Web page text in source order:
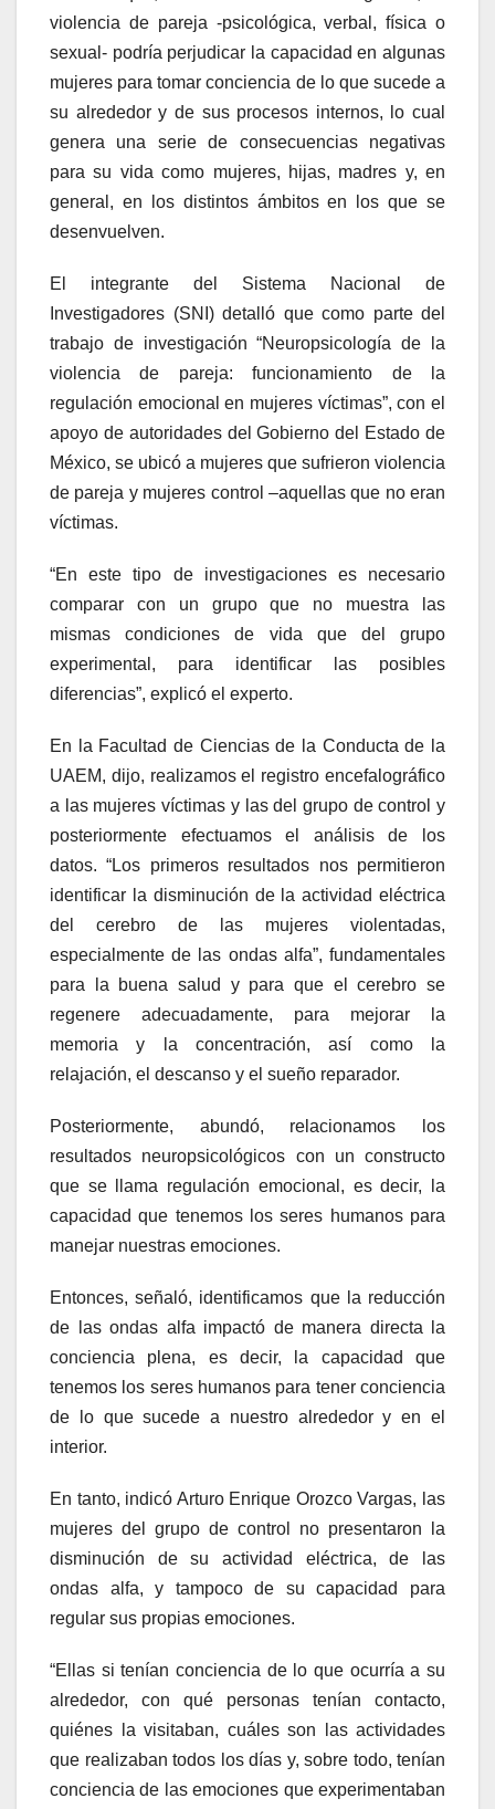
violencia de pareja -psicológica, verbal, física o
sexual- podría perjudicar la capacidad en algunas
mujeres para tomar conciencia de lo que sucede a
su alrededor y de sus procesos internos, lo cual
genera una serie de consecuencias negativas
para su vida como mujeres, hijas, madres y, en
general, en los distintos ámbitos en los que se
desenvuelven.
El integrante del Sistema Nacional de
Investigadores (SNI) detalló que como parte del
trabajo de investigación “Neuropsicología de la
violencia de pareja: funcionamiento de la
regulación emocional en mujeres víctimas”, con el
apoyo de autoridades del Gobierno del Estado de
México, se ubicó a mujeres que sufrieron violencia
de pareja y mujeres control –aquellas que no eran
víctimas.
“En este tipo de investigaciones es necesario
comparar con un grupo que no muestra las
mismas condiciones de vida que del grupo
experimental, para identificar las posibles
diferencias”, explicó el experto.
En la Facultad de Ciencias de la Conducta de la
UAEM, dijo, realizamos el registro encefalográfico
a las mujeres víctimas y las del grupo de control y
posteriormente efectuamos el análisis de los
datos. “Los primeros resultados nos permitieron
identificar la disminución de la actividad eléctrica
del cerebro de las mujeres violentadas,
especialmente de las ondas alfa”, fundamentales
para la buena salud y para que el cerebro se
regenere adecuadamente, para mejorar la
memoria y la concentración, así como la
relajación, el descanso y el sueño reparador.
Posteriormente, abundó, relacionamos los
resultados neuropsicológicos con un constructo
que se llama regulación emocional, es decir, la
capacidad que tenemos los seres humanos para
manejar nuestras emociones.
Entonces, señaló, identificamos que la reducción
de las ondas alfa impactó de manera directa la
conciencia plena, es decir, la capacidad que
tenemos los seres humanos para tener conciencia
de lo que sucede a nuestro alrededor y en el
interior.
En tanto, indicó Arturo Enrique Orozco Vargas, las
mujeres del grupo de control no presentaron la
disminución de su actividad eléctrica, de las
ondas alfa, y tampoco de su capacidad para
regular sus propias emociones.
“Ellas si tenían conciencia de lo que ocurría a su
alrededor, con qué personas tenían contacto,
quiénes la visitaban, cuáles son las actividades
que realizaban todos los días y, sobre todo, tenían
conciencia de las emociones que experimentaban